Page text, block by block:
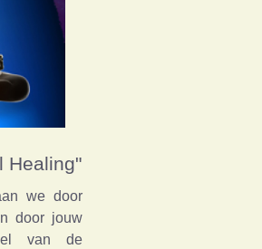
Healing"
we door
door jouw
van de